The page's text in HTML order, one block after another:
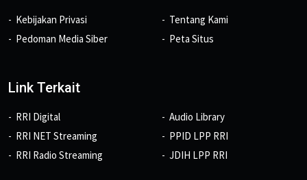
Kebijakan Privasi
Pedoman Media Siber
Tentang Kami
Peta Situs
Link Terkait
RRI Digital
RRI NET Streaming
RRI Radio Streaming
Audio Library
PPID LPP RRI
JDIH LPP RRI